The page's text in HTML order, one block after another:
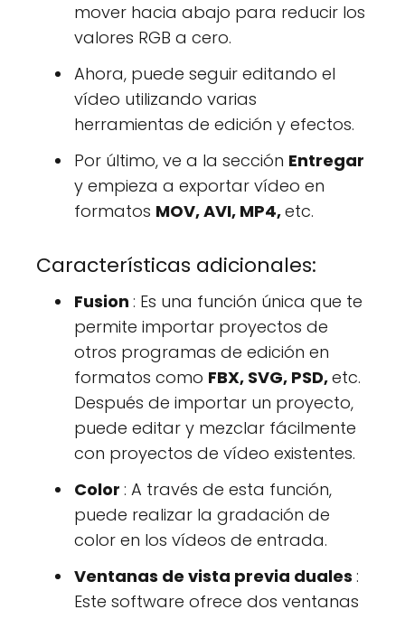
mover hacia abajo para reducir los
valores RGB a cero.
Ahora, puede seguir editando el
vídeo utilizando varias
herramientas de edición y efectos.
Por último, ve a la sección Entregar
y empieza a exportar vídeo en
formatos MOV, AVI, MP4,etc.
Características adicionales:
Fusion : Es una función única que te
permite importar proyectos de
otros programas de edición en
formatos como FBX, SVG, PSD,etc.
Después de importar un proyecto,
puede editar y mezclar fácilmente
con proyectos de vídeo existentes.
Color : A través de esta función,
puede realizar la gradación de
color en los vídeos de entrada.
Ventanas de vista previa duales :
Este software ofrece dos ventanas